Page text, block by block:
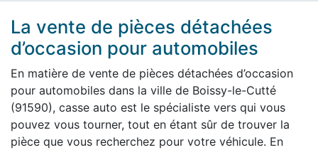
La vente de pièces détachées
d’occasion pour automobiles
En matière de vente de pièces détachées d’occasion
pour automobiles dans la ville de Boissy-le-Cutté
(91590), casse auto est le spécialiste vers qui vous
pouvez vous tourner, tout en étant sûr de trouver la
pièce que vous recherchez pour votre véhicule. En